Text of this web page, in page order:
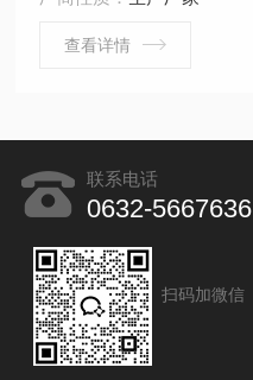
查看详情
联系电话
0632-5667636
扫码加微信